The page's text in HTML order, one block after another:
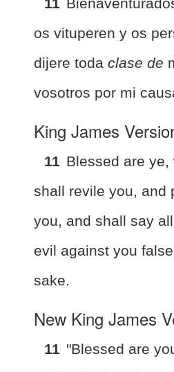
os vituperen y os
dijere toda clase de
vosotros por mi
King James
11 Blessed are ye,
shall revile you, and
you, and shall say
evil against you
sake.
New King James
11 "Blessed are